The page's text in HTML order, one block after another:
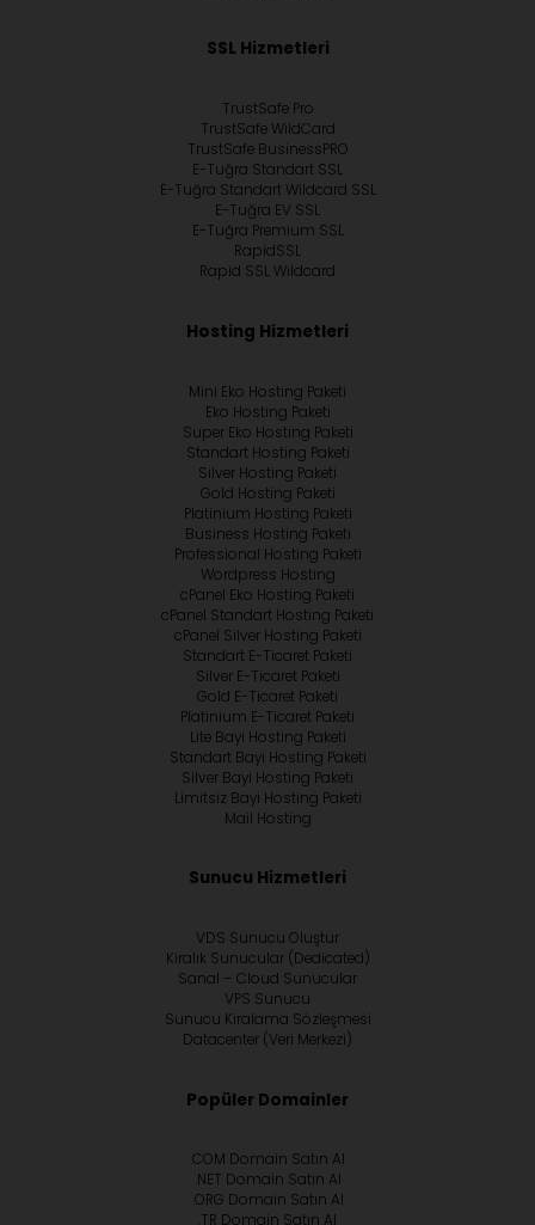
SSL Hizmetleri
TrustSafe Pro
TrustSafe WildCard
TrustSafe BusinessPRO
E-Tuğra Standart SSL
E-Tuğra Standart Wildcard SSL
E-Tuğra EV SSL
E-Tuğra Premium SSL
RapidSSL
Rapid SSL Wildcard
Hosting Hizmetleri
Mini Eko Hosting Paketi
Eko Hosting Paketi
Super Eko Hosting Paketi
Standart Hosting Paketi
Silver Hosting Paketi
Gold Hosting Paketi
Platinium Hosting Paketi
Business Hosting Paketi
Professional Hosting Paketi
Wordpress Hosting
cPanel Eko Hosting Paketi
cPanel Standart Hosting Paketi
cPanel Silver Hosting Paketi
Standart E-Ticaret Paketi
Silver E-Ticaret Paketi
Gold E-Ticaret Paketi
Platinium E-Ticaret Paketi
Lite Bayi Hosting Paketi
Standart Bayi Hosting Paketi
Silver Bayi Hosting Paketi
Limitsiz Bayi Hosting Paketi
Mail Hosting
Sunucu Hizmetleri
VDS Sunucu Oluştur
Kiralık Sunucular (Dedicated)
Sanal – Cloud Sunucular
VPS Sunucu
Sunucu Kiralama Sözleşmesi
Datacenter (Veri Merkezi)
Popüler Domainler
.COM Domain Satın Al
.NET Domain Satın Al
.ORG Domain Satın Al
.TR Domain Satın Al